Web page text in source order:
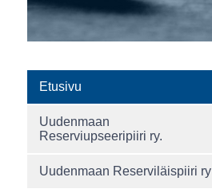
Etusivu
Uudenmaan
Reserviupseeripiiri ry.
Uudenmaan Reserviläispiiri ry